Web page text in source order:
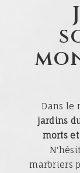
Dans le
jardins
morts
marbriers